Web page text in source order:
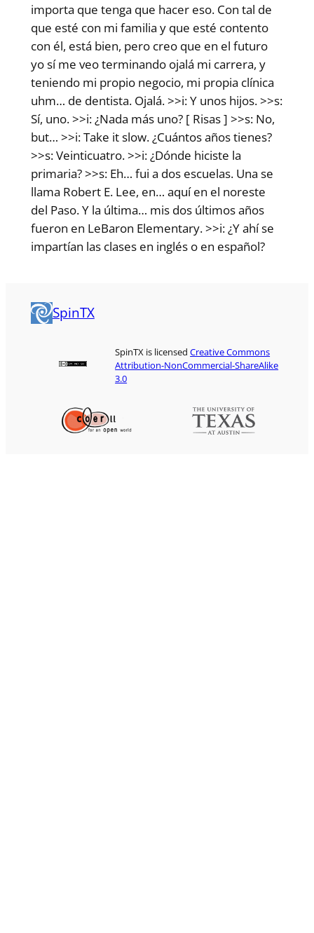
importa que tenga que hacer eso. Con tal de
que esté con mi familia y que esté contento
con él, está bien, pero creo que en el futuro
yo sí me veo terminando ojalá mi carrera, y
teniendo mi propio negocio, mi propia clínica
uhm… de dentista. Ojalá. >>i: Y unos hijos. >>s:
Sí, uno. >>i: ¿Nada más uno? [ Risas ] >>s: No,
but… >>i: Take it slow. ¿Cuántos años tienes?
>>s: Veinticuatro. >>i: ¿Dónde hiciste la
primaria? >>s: Eh… fui a dos escuelas. Una se
llama Robert E. Lee, en… aquí en el noreste
del Paso. Y la última… mis dos últimos años
fueron en LeBaron Elementary. >>i: ¿Y ahí se
impartían las clases en inglés o en español?
SpinTX
SpinTX is licensedCreative Commons
Attribution-NonCommercial-ShareAlike
3.0